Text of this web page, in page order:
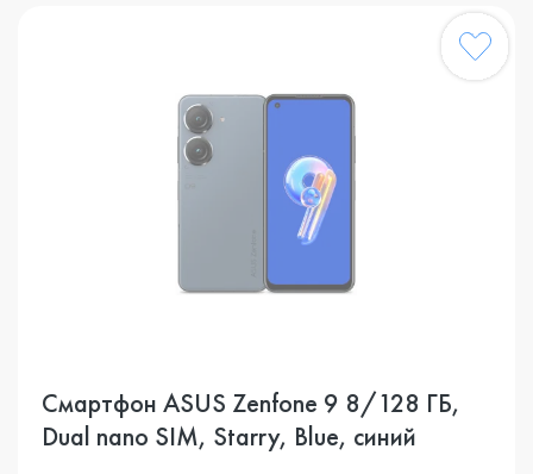
Смартфон ASUS Zenfone 9 8/128 ГБ,
Dual nano SIM, Starry, Blue, синий